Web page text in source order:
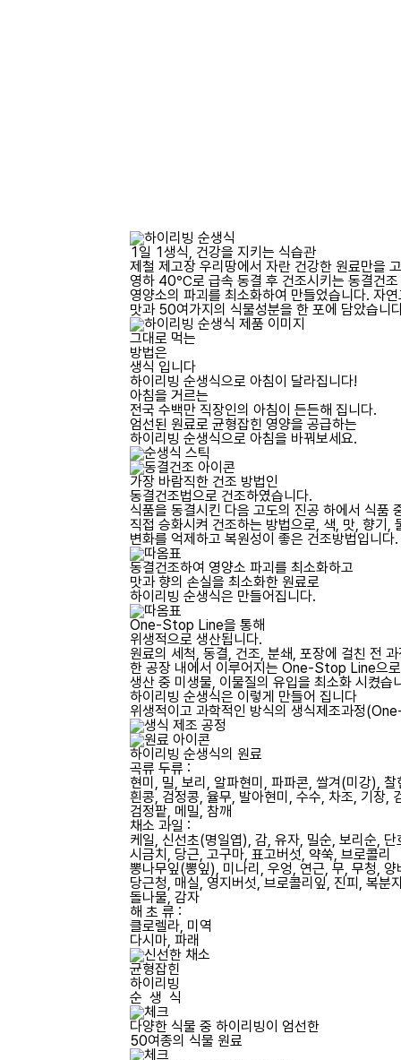
1일 1생식, 건강을 지키는 식습관
제철 제고장 우리땅에서 자란 건강한 원료만을
영하 40℃로 급속 동결 후 건조시키는 동결건조
영양소의 파괴를 최소화하여 만들었습니다. 자
맛과 50여가지의 식물성분을 한 포에 담았습니
그대로 먹는
방법은
생식 입니다
하이리빙 순생식으로 아침이 달라집니다!
아침을 거르는
전국 수백만 직장인의 아침이 든든해 집니다.
엄선된 원료로 균형잡힌 영양을 공급하는
하이리빙 순생식으로 아침을 바꿔보세요.
가장 바람직한 건조 방법인
동결건조법으로 건조하였습니다.
식품을 동결시킨 다음 고도의 진공 하에서 식품
직접 승화시켜 건조하는 방법으로, 색, 맛, 향기,
변화를 억제하고 복원성이 좋은 건조방법입니다.
동결건조하여 영양소 파괴를 최소화하고
맛과 향의 손실을 최소화한 원료로
하이리빙 순생식은 만들어집니다.
One-Stop Line을 통해
위생적으로 생산됩니다.
원료의 세척, 동결, 건조, 분쇄, 포장에 걸친 전
한 공장 내에서 이루어지는 One-Stop Line으로
생산 중 미생물, 이물질의 유입을 최소화 시켰습
하이리빙 순생식은 이렇게 만들어 집니다
위생적이고 과학적인 방식의 생식제조과정
하이리빙 순생식의 원료
곡류 두류 :
현미, 밀, 보리, 알파현미, 파파콘, 쌀겨(미강), 찰
흰콩, 검정콩, 율무, 발아현미, 수수, 차조, 기장,
검정팥, 메밀, 참깨
채소 과일 :
케일, 신선초(명일엽), 감, 유자, 밀순, 보리순, 단
시금치, 당근, 고구마, 표고버섯, 약쑥, 브로콜리
뽕나무잎(뽕잎), 미나리, 우엉, 연근, 무, 무청, 양
당근청, 매실, 영지버섯, 브로콜리잎, 진피, 복분
돌나물, 감자
해 초 류 :
클로렐라, 미역
다시마, 파래
균형잡힌
하이리빙
순 생 식
다양한 식물 중 하이리빙이 엄선한
50여종의 식물 원료